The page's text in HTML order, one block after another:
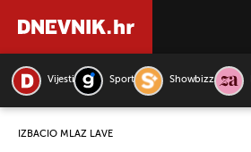
Vijesti Sport Showbizz
IZBACIO MLAZ LAVE
PRETRAŽITE VIJESTI